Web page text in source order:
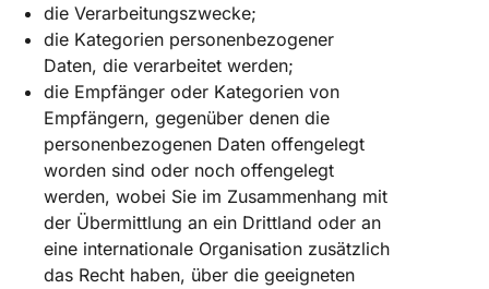
die Verarbeitungszwecke;
die Kategorien personenbezogener
Daten, die verarbeitet werden;
die Empfänger oder Kategorien von
Empfängern, gegenüber denen die
personenbezogenen Daten offengelegt
worden sind oder noch offengelegt
werden, wobei Sie im Zusammenhang mit
der Übermittlung an ein Drittland oder an
eine internationale Organisation zusätzlich
das Recht haben, über die geeigneten